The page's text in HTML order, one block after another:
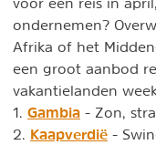
ondernemen?
Afrika of het
een groot aanbod
vakantielanden
1. Gambia - Zon,
2. Kaapverdië -